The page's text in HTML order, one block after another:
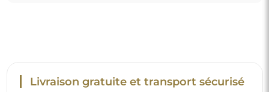
Livraison gratuite et transport sécurisé